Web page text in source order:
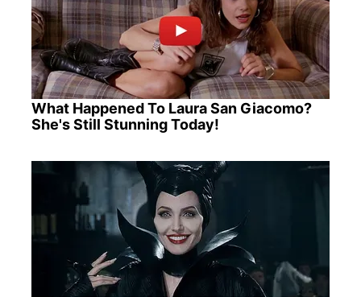
What Happened To Laura San Giacomo?
She's Still Stunning Today!